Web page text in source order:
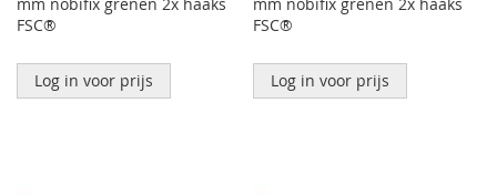
FSC®
Log in voor prijs
FSC®
Log in voor prijs